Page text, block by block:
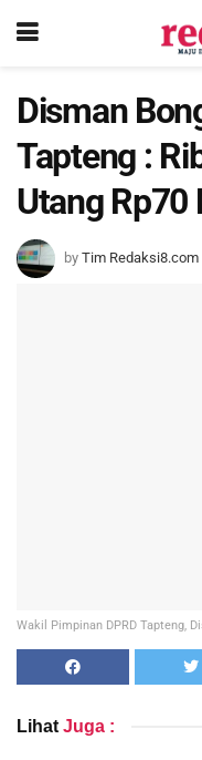
Disman
Tapteng :
Utang Rp70
by Tim Redaksi8.com
Wakil Pimpinan DPRD Tapteng,
Lihat Juga :